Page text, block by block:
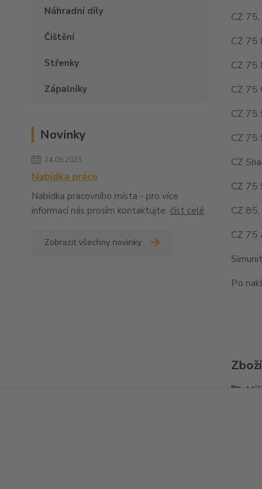
Náhradní díly
Čištění
Střenky
Zápalníky
Novinky
24.08.2023
Nabídka práce
Nabídka pracovního místa - pro více
informací nás prosím kontaktujte. číst celé
Zobrazit všechny novinky
CZ
CZ 75
CZ 75
CZ 75
CZ 75
CZ 75
CZ
CZ 75
CZ
CZ 75
Po